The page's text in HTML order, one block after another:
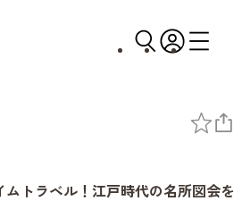
ムトラベル！江戸時代の名所図会を